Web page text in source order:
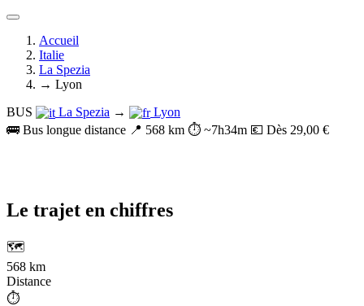
Accueil
Italie
La Spezia
→ Lyon
BUS
La Spezia →
Lyon
🚌 Bus longue distance 📍 568 km ⏱️ ~7h34m 💶 Dès 29,00 €
Le trajet en chiffres
🗺️
568 km
Distance
⏱️